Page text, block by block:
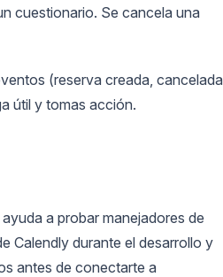
cuestionario. Se cancela una
(reserva creada, cancelada,
útil y tomas acción.
a probar manejadores de
Calendly durante el desarrollo y
antes de conectarte a